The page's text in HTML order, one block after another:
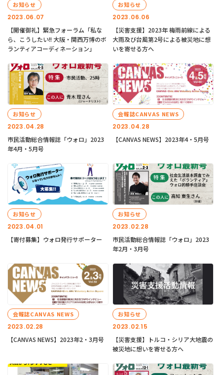
2023.06.07
お知らせ
【開催御礼】緊急フォーラム「私な
ら、こうしたい!! 大阪・関西万博のボ
ランティアコーディネーション」
2023.06.06
お知らせ
【災害支援】2023年 梅雨前線による
大雨及び台風第2号による被災地に想
いを寄せる方へ
2023.04.28
お知らせ
市民活動総合情報誌「ウォロ」2023
年4月・5月号
2023.04.28
会報誌CANVAS NEWS
【CANVAS NEWS】2023年4・5月号
2023.04.01
お知らせ
【寄付募集】ウォロ発行サポーター
2023.02.28
お知らせ
市民活動総合情報誌「ウォロ」2023
年2月・3月号
2023.02.28
会報誌CANVAS NEWS
【CANVAS NEWS】2023年2・3月号
2023.02.15
お知らせ
【災害支援】トルコ・シリア大地震の
被災地に想いを寄せる方へ